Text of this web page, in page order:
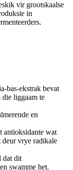
vir grootskaalse
in
bas-ekstrak bevat
liggaam te
en
antioksidante wat
deur vrye radikale
dat dit
swamme het.